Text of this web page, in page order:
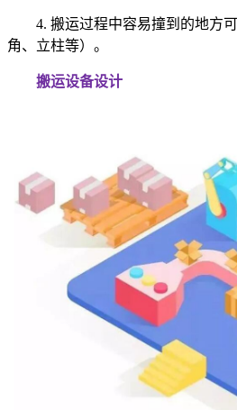
4. 搬运过程中容易撞到的地方
角、立柱等）。
搬运设备设计